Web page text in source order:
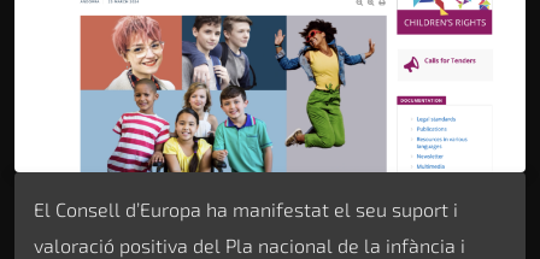
El Consell d’Europa ha manifestat el seu suport i
valoració positiva del Pla nacional de la infància i